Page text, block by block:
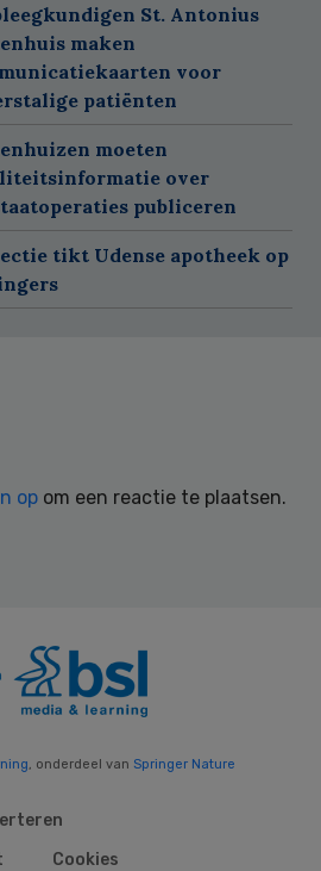
St. Antonius
maken
voor
patiënten
moeten
over
publiceren
tikt Udense apotheek op
op om een reactie te plaatsen.
, onderdeel van Springer Nature
Cookies